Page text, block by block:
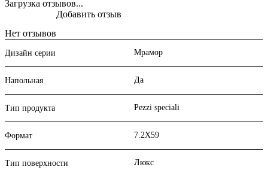
Загрузка отзывов...
Нет отзывов
Добавить отзыв
Дизайн серии Мрамор
Напольная Да
Тип продукта Pezzi speciali
Формат 7.2X59
Тип поверхности Люкс